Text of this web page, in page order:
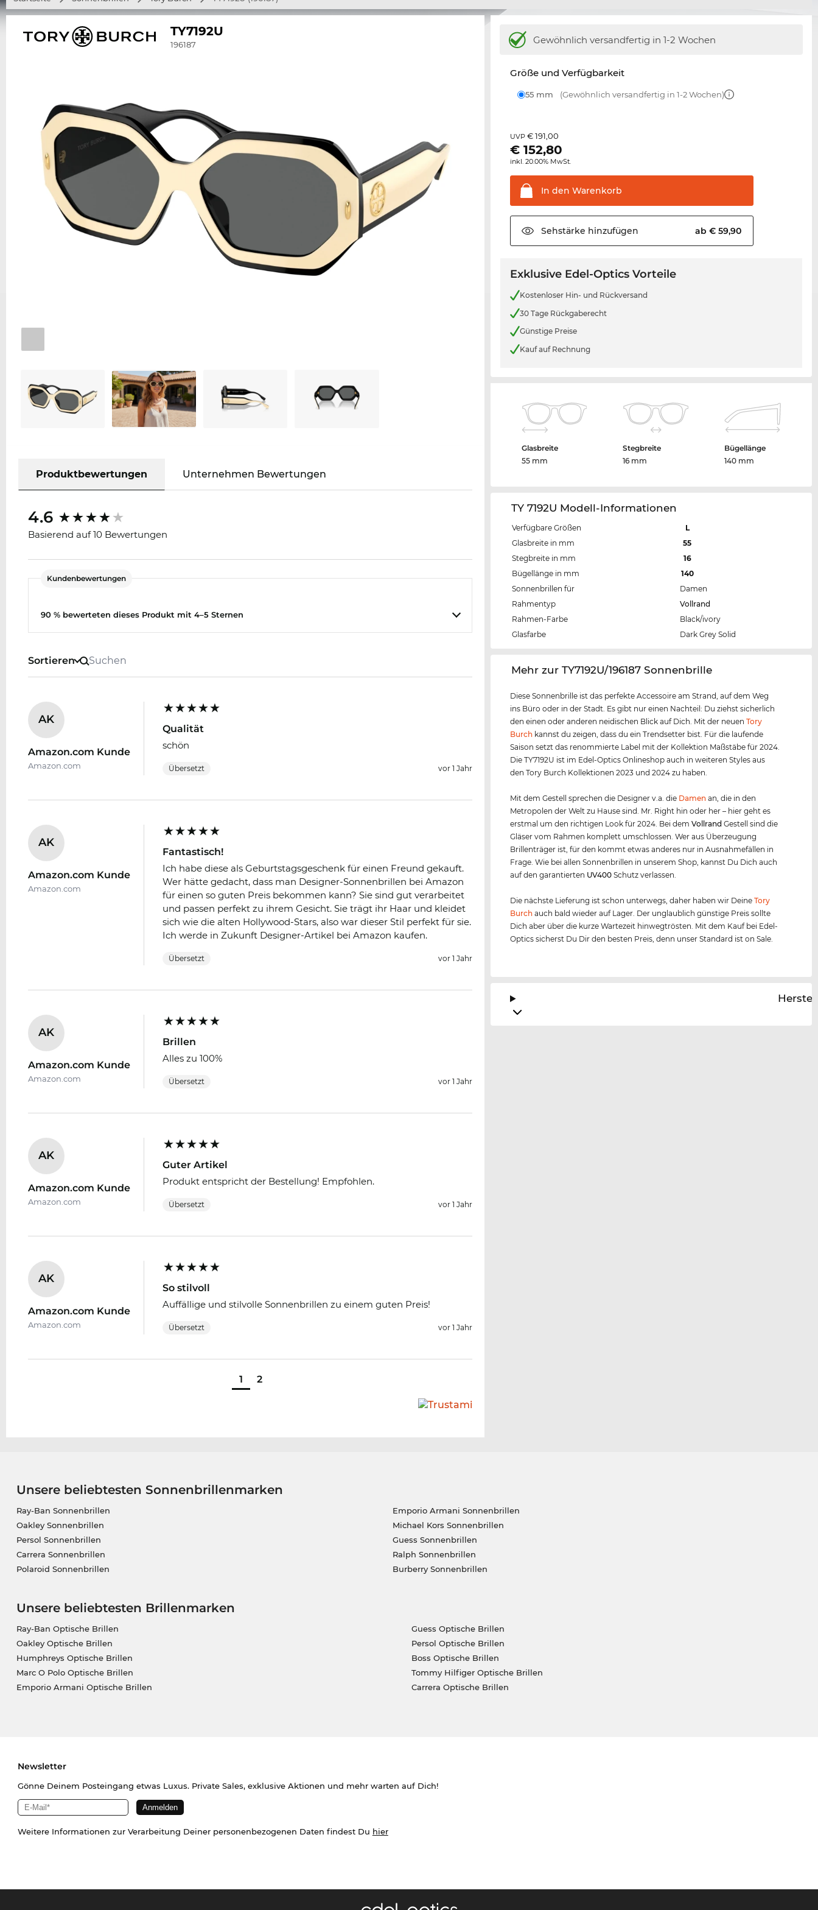
TY7192U
196187
Produktbewertungen Unternehmen Bewertungen
4.6
Basierend auf 10 Bewertungen
Kundenbewertungen
90 % bewerteten dieses Produkt mit 4–5 Sternen
Sortieren
AK
Amazon.com Kunde
Amazon.com
Qualität
schön
Übersetzt vor 1 Jahr
AK
Amazon.com Kunde
Amazon.com
Fantastisch!
Ich habe diese als Geburtstagsgeschenk für einen Freund gekauft.
Wer hätte gedacht, dass man Designer-Sonnenbrillen bei Amazon
für einen so guten Preis bekommen kann? Sie sind gut verarbeitet
und passen perfekt zu ihrem Gesicht. Sie trägt ihr Haar und kleidet
sich wie die alten Hollywood-Stars, also war dieser Stil perfekt für sie.
Ich werde in Zukunft Designer-Artikel bei Amazon kaufen.
Übersetzt vor 1 Jahr
AK
Amazon.com Kunde
Amazon.com
Brillen
Alles zu 100%
Übersetzt vor 1 Jahr
AK
Amazon.com Kunde
Amazon.com
Guter Artikel
Produkt entspricht der Bestellung! Empfohlen.
Übersetzt vor 1 Jahr
AK
Amazon.com Kunde
Amazon.com
So stilvoll
Auffällige und stilvolle Sonnenbrillen zu einem guten Preis!
Übersetzt vor 1 Jahr
1 2
Gewöhnlich versandfertig in 1-2 Wochen
Größe und Verfügbarkeit
55 mm (Gewöhnlich versandfertig in 1-2 Wochen)
UVP€ 191,00
€152,80
inkl. 20.00% MwSt.
In den Warenkorb
Sehstärke hinzufügen ab € 59,90
Exklusive Edel-Optics Vorteile
Kostenloser Hin- und Rückversand
30 Tage Rückgaberecht
Günstige Preise
Kauf auf Rechnung
Glasbreite
55 mm
Stegbreite
16 mm
Bügellänge
140 mm
TY 7192U Modell-Informationen
Verfügbare Größen
L
Glasbreite in mm
55
Stegbreite in mm
16
Bügellänge in mm
140
Sonnenbrillen für
Damen
Rahmentyp
Vollrand
Rahmen-Farbe
Black/ivory
Glasfarbe
Dark Grey Solid
‌Mehr zur TY7192U/196187 Sonnenbrille
Diese Sonnenbrille ist das perfekte Accessoire am Strand, auf dem Weg
ins Büro oder in der Stadt. Es gibt nur einen Nachteil: Du ziehst sicherlich
den einen oder anderen neidischen Blick auf Dich. Mit der neuenTory
Burch kannst du zeigen, dass du ein Trendsetter bist. Für die laufende
Saison setzt das renommierte Label mit der Kollektion Maßstäbe für 2024.
Die TY7192U ist im Edel-Optics Onlineshop auch in weiteren Styles aus
den Tory Burch Kollektionen 2023 und 2024 zu haben.
Mit dem Gestell sprechen die Designer v.a. die Damen an, die in den
Metropolen der Welt zu Hause sind. Mr. Right hin oder her – hier geht es
erstmal um den richtigen Look für 2024. Bei demVollrand Gestell sind die
Gläser vom Rahmen komplett umschlossen. Wer aus Überzeugung
Brillenträger ist, für den kommt etwas anderes nur in Ausnahmefällen in
Frage. Wie bei allen Sonnenbrillen in unserem Shop, kannst Du Dich auch
auf den garantierten UV400 Schutz verlassen.
Die nächste Lieferung ist schon unterwegs, daher haben wir DeineTory
Burch auch bald wieder auf Lager. Der unglaublich günstige Preis sollte
Dich aber über die kurze Wartezeit hinwegtrösten. Mit dem Kauf bei Edel-
Optics sicherst Du Dir den besten Preis, denn unser Standard ist on Sale.
Unsere beliebtesten Sonnenbrillenmarken
Ray-Ban Sonnenbrillen
Oakley Sonnenbrillen
Persol Sonnenbrillen
Carrera Sonnenbrillen
Polaroid Sonnenbrillen
Emporio Armani Sonnenbrillen
Michael Kors Sonnenbrillen
Guess Sonnenbrillen
Ralph Sonnenbrillen
Burberry Sonnenbrillen
Unsere beliebtesten Brillenmarken
Ray-Ban Optische Brillen
Oakley Optische Brillen
Humphreys Optische Brillen
Marc O Polo Optische Brillen
Emporio Armani Optische Brillen
Guess Optische Brillen
Persol Optische Brillen
Boss Optische Brillen
Tommy Hilfiger Optische Brillen
Carrera Optische Brillen
Newsletter
Gönne Deinem Posteingang etwas Luxus. Private Sales, exklusive Aktionen und mehr warten auf Dich!
Weitere Informationen zur Verarbeitung Deiner personenbezogenen Daten findest Du hier